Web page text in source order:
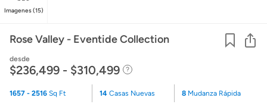
Imagenes(15)
Rose Valley - Eventide Collection
desde
$236,499 - $310,499
1657 - 2516 Sq Ft 14Casas Nuevas 8 Mudanza Rápida